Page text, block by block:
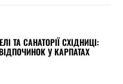
ТА САНАТОРІЇ СХІДНИЦІ:
У КАРПАТАХ